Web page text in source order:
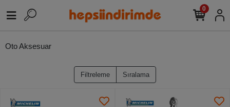
0
Oto Aksesuar
Filtreleme Sıralama